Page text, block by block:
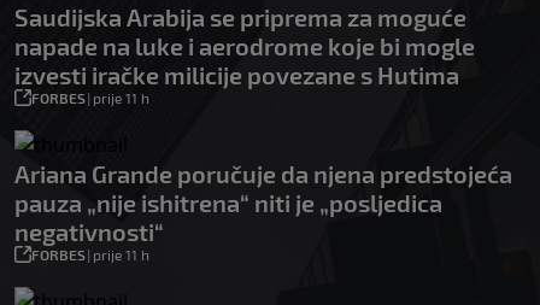
Saudijska Arabija se priprema za moguće
napade na luke i aerodrome koje bi mogle
izvesti iračke milicije povezane s Hutima
FORBES| prije 11 h
Ariana Grande poručuje da njena predstojeća
pauza „nije ishitrena“ niti je „posljedica
negativnosti“
FORBES| prije 11 h